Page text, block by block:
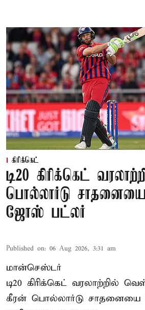
கிரிக்கெட்
டி20 கிரிக்கெட்
பொல்லார்டு சாதனையை
ஜோஸ் பட்லர்
Published on: 06 Aug 2026, 3:31 am
மான்செஸ்டர்
டி20 கிரிக்கெட் வரலாற்றில்
கீரன் பொல்லார்டு